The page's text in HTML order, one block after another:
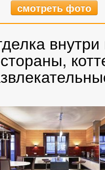
смотреть фото